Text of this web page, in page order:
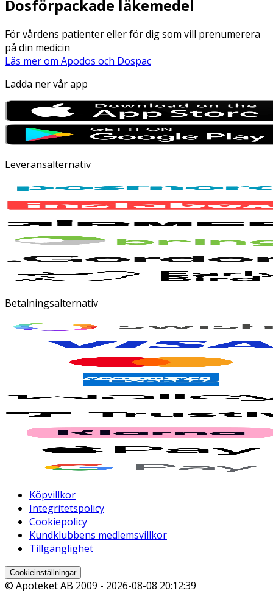
Dosförpackade läkemedel
För vårdens patienter eller för dig som vill prenumerera
på din medicin
Läs mer om Apodos och Dospac
Ladda ner vår app
Leveransalternativ
Betalningsalternativ
Köpvillkor
Integritetspolicy
Cookiepolicy
Kundklubbens medlemsvillkor
Tillgänglighet
Cookieinställningar
© Apoteket AB 2009 - 2026-08-08 20:12:39